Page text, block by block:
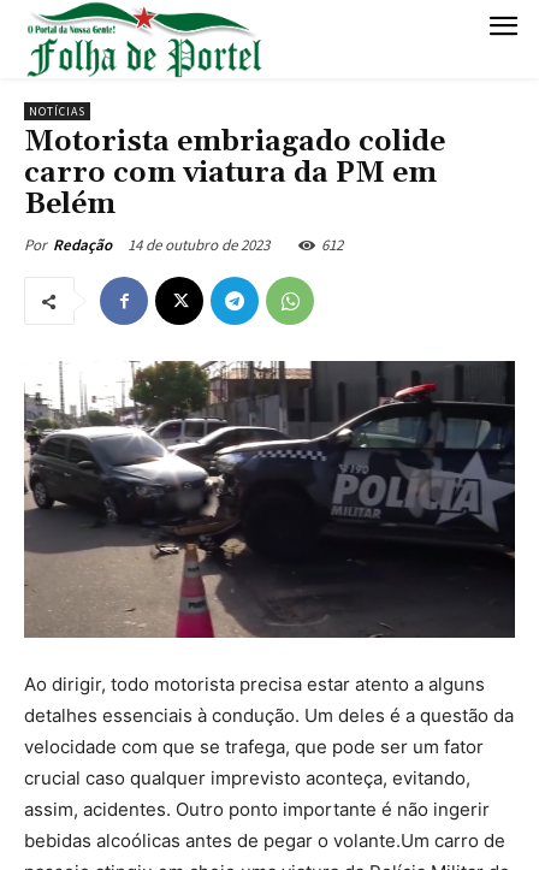
NOTÍCIAS
Motorista embriagado colide
carro com viatura da PM em
Belém
Por Redação 14 de outubro de 2023 612
Ao dirigir, todo motorista precisa estar atento a alguns
detalhes essenciais à condução. Um deles é a questão da
velocidade com que se trafega, que pode ser um fator
crucial caso qualquer imprevisto aconteça, evitando,
assim, acidentes. Outro ponto importante é não ingerir
bebidas alcoólicas antes de pegar o volante.Um carro de